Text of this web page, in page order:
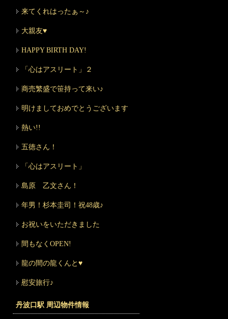
来てくれはったぁ～♪
大親友♥
HAPPY BIRTH DAY!
「心はアスリート」２
商売繁盛で笹持って来い♪
明けましておめでとうございます
熱い!!
五徳さん！
「心はアスリート」
島原 乙文さん！
年男！杉本圭司！祝48歳♪
お祝いをいただきました
間もなくOPEN!
龍の間の龍くんと♥
慰安旅行♪
丹波口駅 周辺物件情報